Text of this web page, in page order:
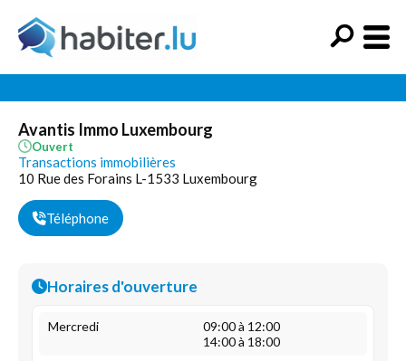
Avantis Immo Luxembourg
Ouvert
Transactions immobilières
10 Rue des Forains L-1533 Luxembourg
Téléphone
Horaires d'ouverture
Mercredi
09:00 à 12:00
14:00 à 18:00